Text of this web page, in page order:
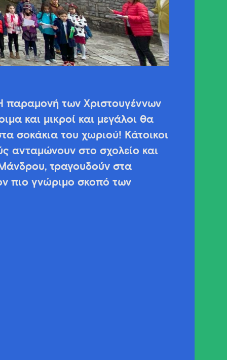
παραμονή των Χριστουγέννων
και μικροί και μεγάλοι θα
σοκάκια του χωριού! Κάτοικοι
ανταμώνουν στο σχολείο και
τραγουδούν στα
πιο γνώριμο σκοπό των